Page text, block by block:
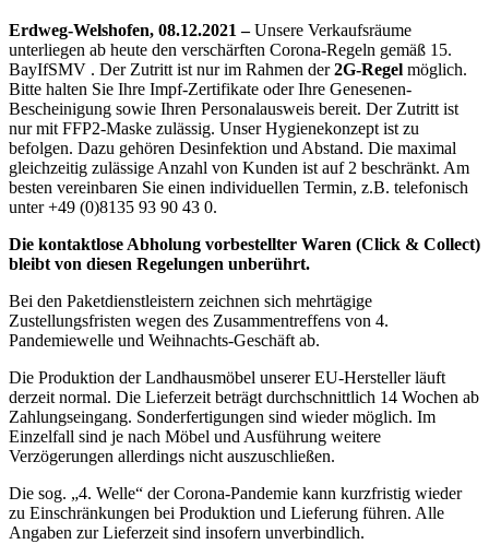
Erdweg-Welshofen, 08.12.2021 –Unsere Verkaufsräume
unterliegen ab heute den verschärften Corona-Regeln gemäß 15.
BayIfSMV . Der Zutritt ist nur im Rahmen der2G-Regel möglich.
Bitte halten Sie Ihre Impf-Zertifikate oder Ihre Genesenen-
Bescheinigung sowie Ihren Personalausweis bereit. Der Zutritt ist
nur mit FFP2-Maske zulässig. Unser Hygienekonzept ist zu
befolgen. Dazu gehören Desinfektion und Abstand. Die maximal
gleichzeitig zulässige Anzahl von Kunden ist auf 2 beschränkt. Am
besten vereinbaren Sie einen individuellen Termin, z.B. telefonisch
unter +49 (0)8135 93 90 43 0.
Die kontaktlose Abholung vorbestellter Waren (Click & Collect)
bleibt von diesen Regelungen unberührt.
Bei den Paketdienstleistern zeichnen sich mehrtägige
Zustellungsfristen wegen des Zusammentreffens von 4.
Pandemiewelle und Weihnachts-Geschäft ab.
Die Produktion der Landhausmöbel unserer EU-Hersteller läuft
derzeit normal. Die Lieferzeit beträgt durchschnittlich 14 Wochen ab
Zahlungseingang. Sonderfertigungen sind wieder möglich. Im
Einzelfall sind je nach Möbel und Ausführung weitere
Verzögerungen allerdings nicht auszuschließen.
Die sog. „4. Welle“ der Corona-Pandemie kann kurzfristig wieder
zu Einschränkungen bei Produktion und Lieferung führen. Alle
Angaben zur Lieferzeit sind insofern unverbindlich.